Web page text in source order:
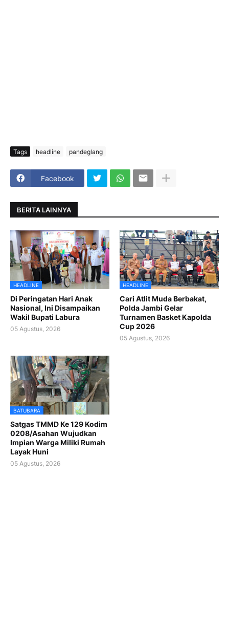
Tags headline pandeglang
Facebook
BERITA LAINNYA
HEADLINE
Di Peringatan Hari Anak
Nasional, Ini Disampaikan
Wakil Bupati Labura
05 Agustus, 2026
HEADLINE
Cari Atlit Muda Berbakat,
Polda Jambi Gelar
Turnamen Basket Kapolda
Cup 2026
05 Agustus, 2026
BATUBARA
Satgas TMMD Ke 129 Kodim
0208/Asahan Wujudkan
Impian Warga Miliki Rumah
Layak Huni
05 Agustus, 2026